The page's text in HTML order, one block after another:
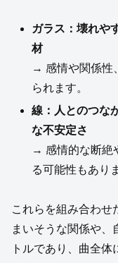
ガラス：壊れや
材
→ 感情や関係性
られます。
線：人とのつな
な不安定さ
→ 感情的な断絶
る可能性もあり
これらを組み合わせ
まいそうな関係や、
トルであり、曲全